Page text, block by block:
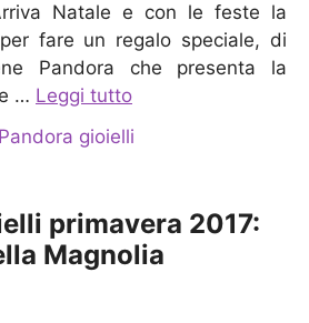
Natale e con le feste la
fare un regalo speciale, di
Pandora che presenta la
… Leggi tutto
Pandora gioielli
primavera 2017:
Magnolia